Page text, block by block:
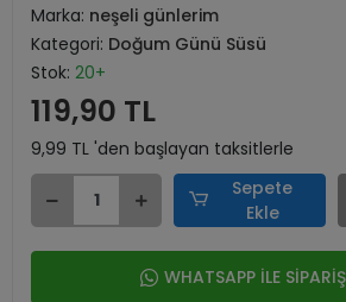
Marka: neşeli günlerim
Kategori: Doğum Günü Süsü
Stok: 20+
119,90 TL
9,99 TL 'den başlayan taksitlerle
Sepete
Ekle
WHATSAPP İLE